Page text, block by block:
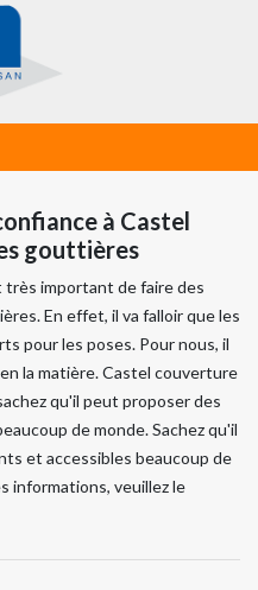
à Castel
gouttières
important de faire des
En effet, il va falloir que les
pour les poses. Pour nous, il
la matière. Castel couverture
qu'il peut proposer des
de monde. Sachez qu'il
et accessibles beaucoup de
informations, veuillez le